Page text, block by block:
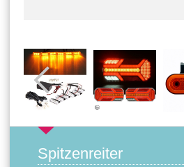
Spitzenreiter